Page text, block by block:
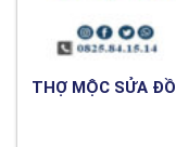
THỢ MỘC SỬA